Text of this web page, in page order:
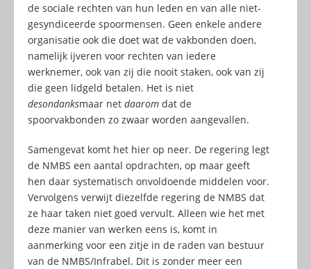
de sociale rechten van hun leden en van alle niet-
gesyndiceerde spoormensen. Geen enkele andere
organisatie ook die doet wat de vakbonden doen,
namelijk ijveren voor rechten van iedere
werknemer, ook van zij die nooit staken, ook van zij
die geen lidgeld betalen. Het is niet
desondanksmaar net daarom dat de
spoorvakbonden zo zwaar worden aangevallen.
Samengevat komt het hier op neer. De regering legt
de NMBS een aantal opdrachten, op maar geeft
hen daar systematisch onvoldoende middelen voor.
Vervolgens verwijt diezelfde regering de NMBS dat
ze haar taken niet goed vervult. Alleen wie het met
deze manier van werken eens is, komt in
aanmerking voor een zitje in de raden van bestuur
van de NMBS/Infrabel. Dit is zonder meer een